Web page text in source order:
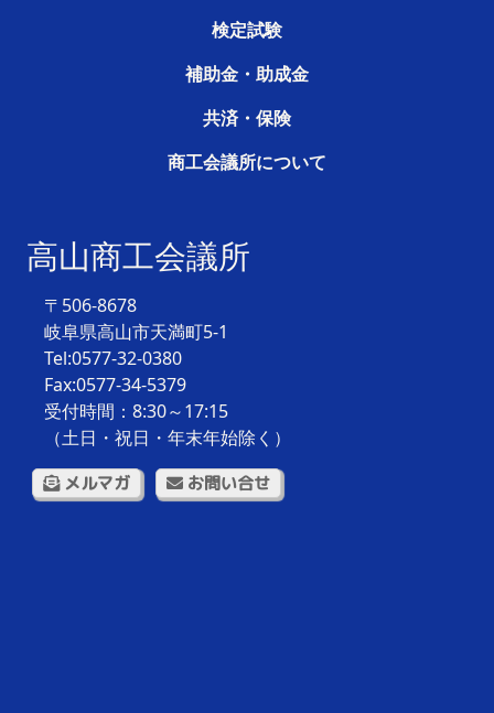
検定試験
補助金・助成金
共済・保険
商工会議所について
高山商工会議所
〒506-8678
岐阜県高山市天満町5-1
Tel:0577-32-0380
Fax:0577-34-5379
受付時間：8:30～17:15
（土日・祝日・年末年始除く）
メルマガ お問い合せ